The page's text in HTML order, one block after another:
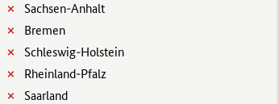
Sachsen-Anhalt
Bremen
Schleswig-Holstein
Rheinland-Pfalz
Saarland